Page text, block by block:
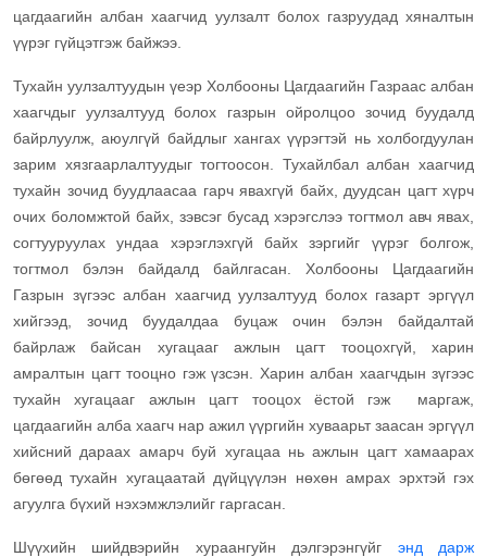
цагдаагийн албан хаагчид уулзалт болох газруудад хяналтын
үүрэг гүйцэтгэж байжээ.
Тухайн уулзалтуудын үеэр Холбооны Цагдаагийн Газраас албан
хаагчдыг уулзалтууд болох газрын ойролцоо зочид буудалд
байрлуулж, аюулгүй байдлыг хангах үүрэгтэй нь холбогдуулан
зарим хязгаарлалтуудыг тогтоосон. Тухайлбал албан хаагчид
тухайн зочид буудлаасаа гарч явахгүй байх, дуудсан цагт хүрч
очих боломжтой байх, зэвсэг бусад хэрэгслээ тогтмол авч явах,
согтууруулах ундаа хэрэглэхгүй байх зэргийг үүрэг болгож,
тогтмол бэлэн байдалд байлгасан. Холбооны Цагдаагийн
Газрын зүгээс албан хаагчид уулзалтууд болох газарт эргүүл
хийгээд, зочид буудалдаа буцаж очин бэлэн байдалтай
байрлаж байсан хугацааг ажлын цагт тооцохгүй, харин
амралтын цагт тооцно гэж үзсэн. Харин албан хаагчдын зүгээс
тухайн хугацааг ажлын цагт тооцох ёстой гэж маргаж,
цагдаагийн алба хаагч нар ажил үүргийн хуваарьт заасан эргүүл
хийсний дараах амарч буй хугацаа нь ажлын цагт хамаарах
бөгөөд тухайн хугацаатай дүйцүүлэн нөхөн амрах эрхтэй гэх
агуулга бүхий нэхэмжлэлийг гаргасан.
Шүүхийн шийдвэрийн хураангуйн дэлгэрэнгүйг энд дарж